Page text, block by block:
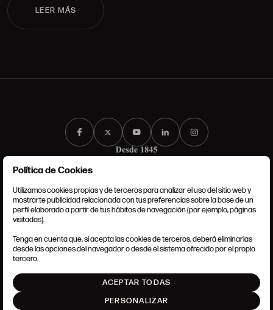
LEER MÁS
CONDICIONES GENERALES
POLÍTICA DE COOKIES
AJUSTE DE COOKIES
Política de Cookies
Utilizamos cookies propias y de terceros para analizar el uso del sitio web y
mostrarte publicidad relacionada con tus preferencias sobre la base de un
perfil elaborado a partir de tus hábitos de navegación (por ejemplo, páginas
visitadas).
Tenga en cuenta que, si acepta las cookies de terceros, deberá eliminarlas
desde las opciones del navegador o desde el sistema ofrecido por el propio
tercero.
ACEPTAR TODAS
PERSONALIZAR